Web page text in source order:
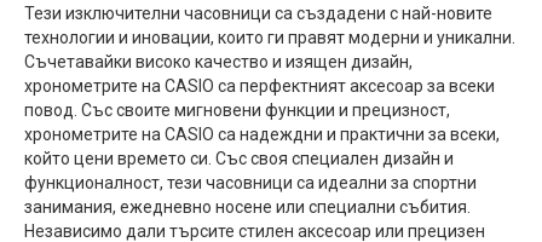
Тези изключителни часовници са създадени с най-новите
технологии и иновации, които ги правят модерни и уникални.
Съчетавайки високо качество и изящен дизайн,
хронометрите на CASIO са перфектният аксесоар за всеки
повод. Със своите мигновени функции и прецизност,
хронометрите на CASIO са надеждни и практични за всеки,
който цени времето си. Със своя специален дизайн и
функционалност, тези часовници са идеални за спортни
занимания, ежедневно носене или специални събития.
Независимо дали търсите стилен аксесоар или прецизен